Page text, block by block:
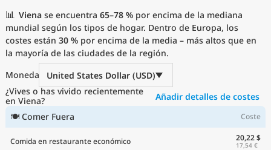
📊 Viena se encuentra 65–78 % por encima de la mediana
mundial según los tipos de hogar. Dentro de Europa, los
costes están 30 % por encima de la media – más altos que en
la mayoría de las ciudades de la región.
Moneda
United States Dollar (USD)
¿Vives o has vivido recientemente
en Viena?
Añadir detalles de costes
🍽 Comer Fuera
Coste
Comida en restaurante económico 20,22 $
17,54 €
Precios actuales por país